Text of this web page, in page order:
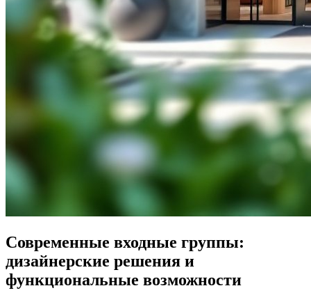
Современные входные группы:
дизайнерские решения и
функциональные возможности